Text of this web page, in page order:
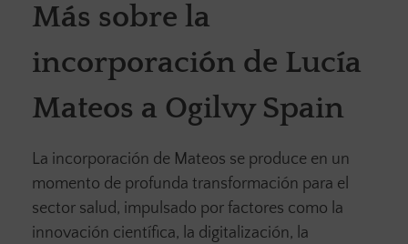
Más sobre la
incorporación de Lucía
Mateos a Ogilvy Spain
La incorporación de Mateos se produce en un
momento de profunda transformación para el
sector salud, impulsado por factores como la
innovación científica, la digitalización, la